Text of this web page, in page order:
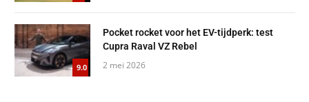
9.0
Pocket rocket voor het EV-tijdperk: test
Cupra Raval VZ Rebel
2 mei 2026